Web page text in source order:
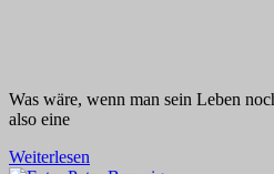
Was wäre, wenn man sein Leben
also eine
Weiterlesen